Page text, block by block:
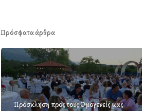
Πρόσφατα άρθρα
Πρόσκληση προς τους Ομογενείς μας